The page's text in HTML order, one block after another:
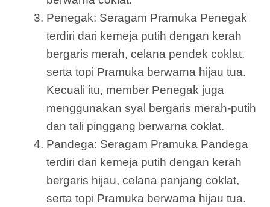
Penegak: Seragam Pramuka Penegak
terdiri dari kemeja putih dengan kerah
bergaris merah, celana pendek coklat,
serta topi Pramuka berwarna hijau tua.
Kecuali itu, member Penegak juga
menggunakan syal bergaris merah-putih
dan tali pinggang berwarna coklat.
Pandega: Seragam Pramuka Pandega
terdiri dari kemeja putih dengan kerah
bergaris hijau, celana panjang coklat,
serta topi Pramuka berwarna hijau tua.